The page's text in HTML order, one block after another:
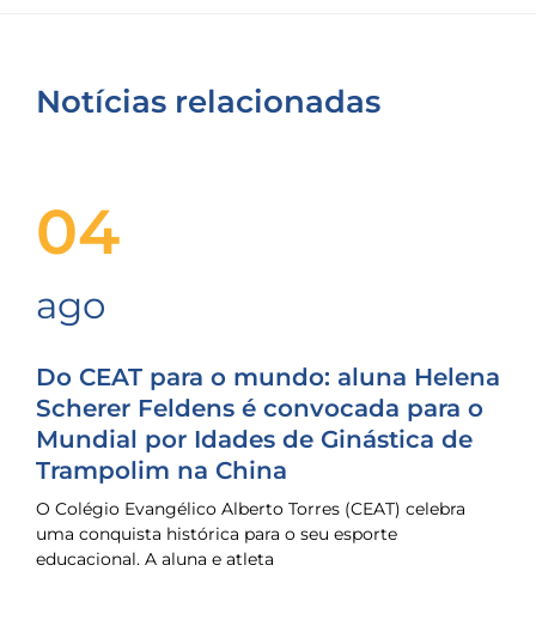
Notícias relacionadas
04
ago
Do CEAT para o mundo: aluna Helena
Scherer Feldens é convocada para o
Mundial por Idades de Ginástica de
Trampolim na China
O Colégio Evangélico Alberto Torres (CEAT) celebra
uma conquista histórica para o seu esporte
educacional. A aluna e atleta